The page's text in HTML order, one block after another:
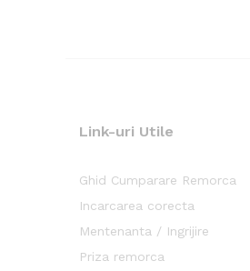
Link-uri Utile
Ghid Cumparare Remorca
Incarcarea corecta
Mentenanta / Ingrijire
Priza remorca